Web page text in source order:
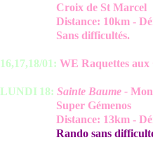
Croix de St Marcel
Distance: 10km -
Sans difficultés.
16,17,18/01: WE Raquettes
LUNDI 18: Sainte Baume -
Super Gémenos
Distance: 13km -
Rando sans